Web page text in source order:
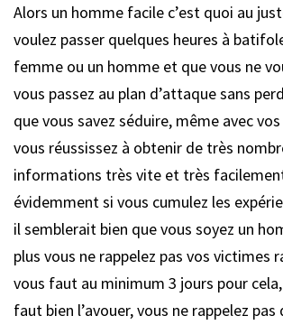
Alors un homme facile c’est quoi au
voulez passer quelques heures à
femme ou un homme et que vous ne
vous passez au plan d’attaque sans
que vous savez séduire, même avec
vous réussissez à obtenir de très
informations très vite et très
évidemment si vous cumulez les
il semblerait bien que vous soyez un
plus vous ne rappelez pas vos victimes
vous faut au minimum 3 jours pour
faut bien l’avouer, vous ne rappelez